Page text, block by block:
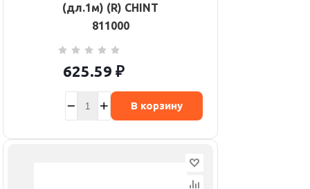
(дл.1м) (R) CHINT
811000
625.59 ₽
В корзину